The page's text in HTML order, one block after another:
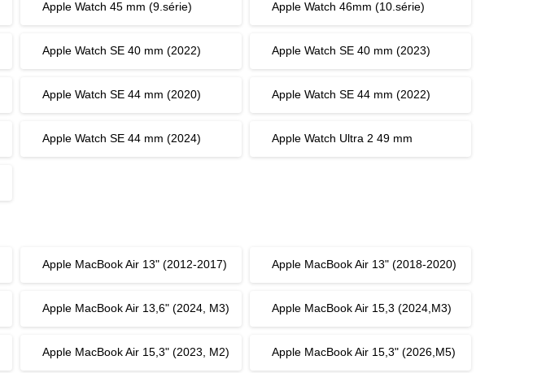
Apple Watch 45 mm (9.série) Apple Watch 46mm (10.série)
Apple Watch SE 40 mm (2022) Apple Watch SE 40 mm (2023)
Apple Watch SE 44 mm (2020) Apple Watch SE 44 mm (2022)
Apple Watch SE 44 mm (2024) Apple Watch Ultra 2 49 mm
Apple MacBook Air 13" (2012-2017) Apple MacBook Air 13" (2018-2020)
Apple MacBook Air 13,6" (2024, M3) Apple MacBook Air 15,3 (2024,M3)
Apple MacBook Air 15,3" (2023, M2) Apple MacBook Air 15,3" (2026,M5)